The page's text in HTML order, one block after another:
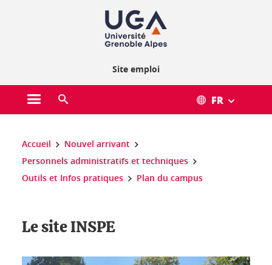
Site emploi
Ouvrir le menu principal FR
Vous êtes ici :
Accueil
Nouvel arrivant
Personnels administratifs et techniques
Outils et Infos pratiques
Plan du campus
Le site INSPE